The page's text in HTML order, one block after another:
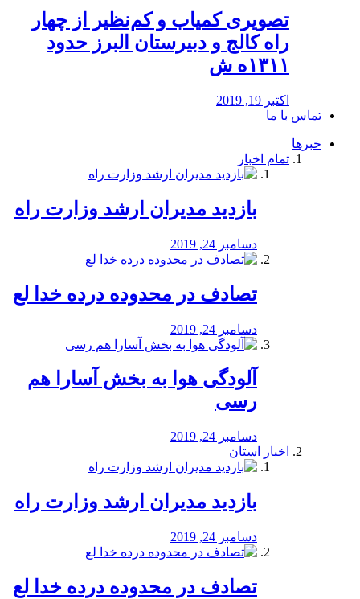
️تصویری کمیاب و کم‌نظیر از چهار
راه كالج و دبيرستان البرز حدود
۱۳۱۱ه ش
اکتبر 19, 2019
تماس با ما
خبرها
تمام اخبار
بازدید مدیران ارشد وزارت راه
دسامبر 24, 2019
تصادف در محدوده درده خدا لع
دسامبر 24, 2019
آلودگی هوا به بخش آسارا هم
رسی
دسامبر 24, 2019
اخبار استان
بازدید مدیران ارشد وزارت راه
دسامبر 24, 2019
تصادف در محدوده درده خدا لع